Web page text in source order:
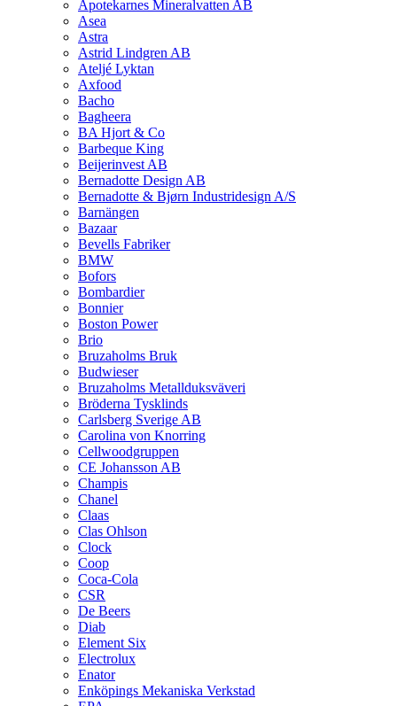
Apotekarnes Mineralvatten AB
Asea
Astra
Astrid Lindgren AB
Ateljé Lyktan
Axfood
Bacho
Bagheera
BA Hjort & Co
Barbeque King
Beijerinvest AB
Bernadotte Design AB
Bernadotte & Bjørn Industridesign A/S
Barnängen
Bazaar
Bevells Fabriker
BMW
Bofors
Bombardier
Bonnier
Boston Power
Brio
Bruzaholms Bruk
Budwieser
Bruzaholms Metallduksväveri
Bröderna Tysklinds
Carlsberg Sverige AB
Carolina von Knorring
Cellwoodgruppen
CE Johansson AB
Champis
Chanel
Claas
Clas Ohlson
Clock
Coop
Coca-Cola
CSR
De Beers
Diab
Element Six
Electrolux
Enator
Enköpings Mekaniska Verkstad